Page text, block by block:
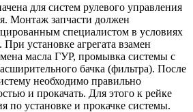
для систем рулевого управления
Монтаж запчасти должен
специалистом в условиях
установке агрегата взамен
масла ГУР, промывка системы с
бачка (фильтра). После
необходимо правильно
и прокачать. Для этого к рейке
по установке и прокачке системы.